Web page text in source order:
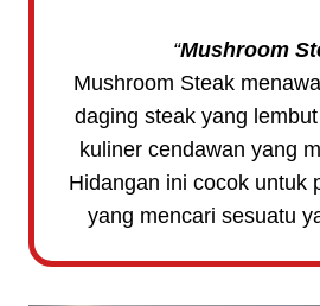
“Mushroom
Mushroom Steak
daging steak yang
kuliner cendawan yang
Hidangan ini cocok untuk
yang mencari sesuatu